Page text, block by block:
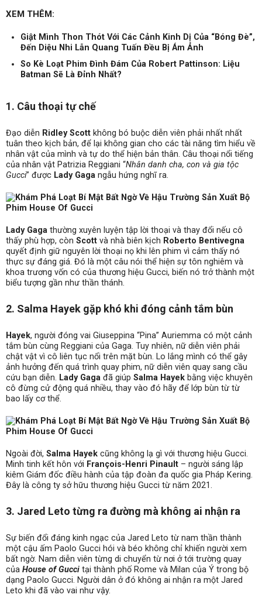
XEM THÊM:
Giật Mình Thon Thót Với Các Cảnh Kinh Dị Của “Bóng Đè”,
Đến Diệu Nhi Lẫn Quang Tuấn Đều Bị Ám Ảnh
So Kè Loạt Phim Đình Đám Của Robert Pattinson: Liệu
Batman Sẽ Là Đỉnh Nhất?
1. Câu thoại tự chế
Đạo diễn Ridley Scott không bó buộc diễn viên phải nhất nhất
tuân theo kịch bản, để lại không gian cho các tài năng tìm hiểu về
nhân vật của mình và tự do thể hiện bản thân. Câu thoại nổi tiếng
của nhân vật Patrizia Reggiani “Nhân danh cha, con và gia tộc
Gucci” được Lady Gaga ngẫu hứng nghĩ ra.
Lady Gaga thường xuyên luyện tập lời thoại và thay đổi nếu cô
thấy phù hợp, còn Scott và nhà biên kịch Roberto Bentivegna
quyết định giữ nguyên lời thoại nọ khi lên phim vì cảm thấy nó
thực sự đáng giá. Đó là một câu nói thể hiện sự tôn nghiêm và
khoa trương vốn có của thương hiệu Gucci, biến nó trở thành một
biểu tượng gần như thần thánh.
2. Salma Hayek gặp khó khi đóng cảnh tắm bùn
Hayek, người đóng vai Giuseppina “Pina” Auriemma có một cảnh
tắm bùn cùng Reggiani của Gaga. Tuy nhiên, nữ diễn viên phải
chật vật vì cô liên tục nổi trên mặt bùn. Lo lắng mình có thể gây
ảnh hưởng đến quá trình quay phim, nữ diễn viên quay sang cầu
cứu bạn diễn. Lady Gaga đã giúp Salma Hayek bằng việc khuyên
cô đừng cử động quá nhiều, thay vào đó hãy để lớp bùn từ từ
bao lấy cơ thể.
Ngoài đời, Salma Hayek cũng không lạ gì với thương hiệu Gucci.
Minh tinh kết hôn với François-Henri Pinault – người sáng lập
kiêm Giám đốc điều hành của tập đoàn đa quốc gia Pháp Kering.
Đây là công ty sở hữu thương hiệu Gucci từ năm 2021.
3. Jared Leto từng ra đường mà không ai nhận ra
Sự biến đổi đáng kinh ngạc của Jared Leto từ nam thần thành
một cậu ấm Paolo Gucci hói và béo không chỉ khiến người xem
bất ngờ. Nam diễn viên từng di chuyển từ nơi ở tới trường quay
của House of Gucci tại thành phố Rome và Milan của Ý trong bộ
dạng Paolo Gucci. Người dân ở đó không ai nhận ra một Jared
Leto khi đã vào vai như vậy.